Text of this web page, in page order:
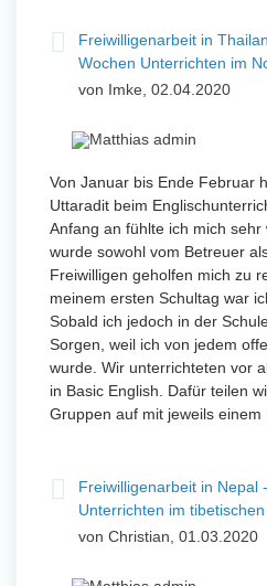
Freiwilligenarbeit in
Wochen Unterrichten im
von Imke, 02.04.2020
Von Januar bis Ende Februar
Uttaradit beim
Anfang an fühlte ich mich
wurde sowohl vom Betreuer
Freiwilligen geholfen mich zu
meinem ersten Schultag war
Sobald ich jedoch in der
Sorgen, weil ich von jedem
wurde. Wir unterrichteten vor
in Basic English. Dafür teilen
Gruppen auf mit jeweils einem
Freiwilligenarbeit in Nepal
Unterrichten im
von Christian, 01.03.2020